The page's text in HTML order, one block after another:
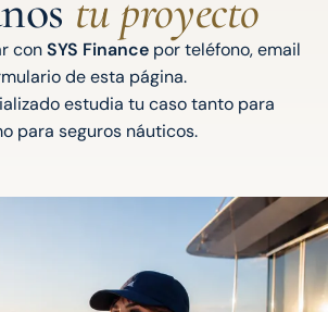
tu proyecto
conSYS Finance por teléfono, email
de esta página.
estudia tu caso tanto para
para seguros náuticos.